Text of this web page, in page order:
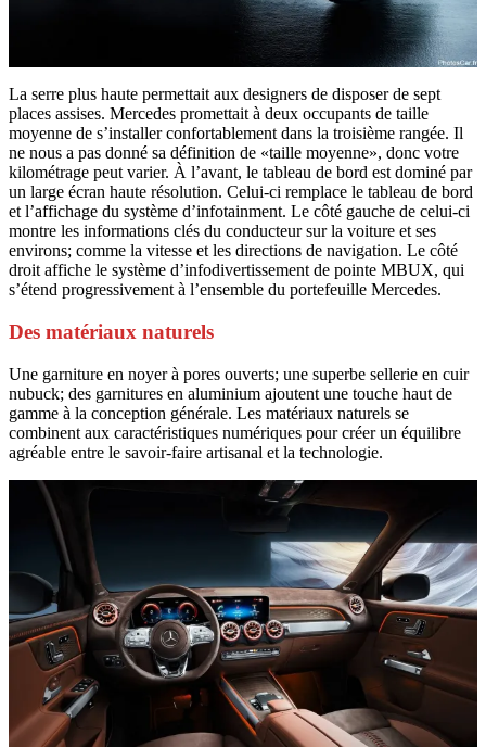
La serre plus haute permettait aux designers de disposer de sept
places assises. Mercedes promettait à deux occupants de taille
moyenne de s’installer confortablement dans la troisième rangée. Il
ne nous a pas donné sa définition de «taille moyenne», donc votre
kilométrage peut varier. À l’avant, le tableau de bord est dominé par
un large écran haute résolution. Celui-ci remplace le tableau de bord
et l’affichage du système d’infotainment. Le côté gauche de celui-ci
montre les informations clés du conducteur sur la voiture et ses
environs; comme la vitesse et les directions de navigation. Le côté
droit affiche le système d’infodivertissement de pointe MBUX, qui
s’étend progressivement à l’ensemble du portefeuille Mercedes.
Des matériaux naturels
Une garniture en noyer à pores ouverts; une superbe sellerie en cuir
nubuck; des garnitures en aluminium ajoutent une touche haut de
gamme à la conception générale. Les matériaux naturels se
combinent aux caractéristiques numériques pour créer un équilibre
agréable entre le savoir-faire artisanal et la technologie.